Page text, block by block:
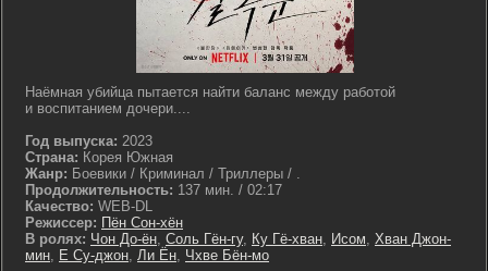
Наёмная убийца пытается найти баланс между работой
и воспитанием дочери....
Год выпуска: 2023
Страна: Корея Южная
Жанр: Боевики / Криминал / Триллеры / .
Продолжительность: 137 мин. / 02:17
Качество: WEB-DL
Режиссер: Пён Сон-хён
В ролях: Чон До-ён, Соль Гён-гу, Ку Гё-хван, Исом, Хван Джон-
мин, Е Су-джон, Ли Ён, Чхве Бён-мо